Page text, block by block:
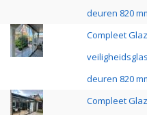
deuren 820
Compleet
deuren 820
Compleet